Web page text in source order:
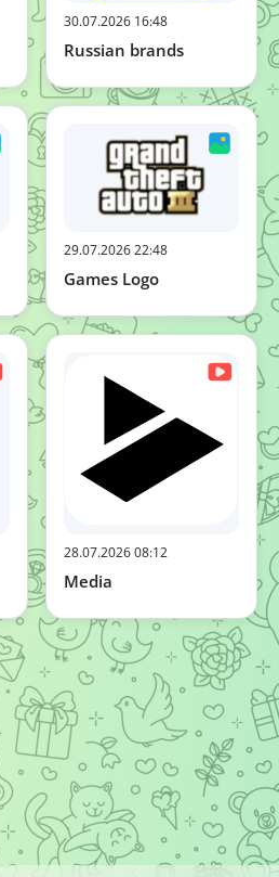
30.07.2026 16:48
Russian brands
29.07.2026 22:48
Games Logo
28.07.2026 08:12
Media